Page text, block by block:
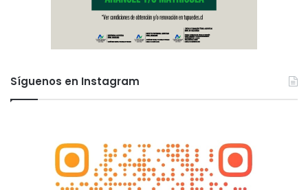
Síguenos en Instagram